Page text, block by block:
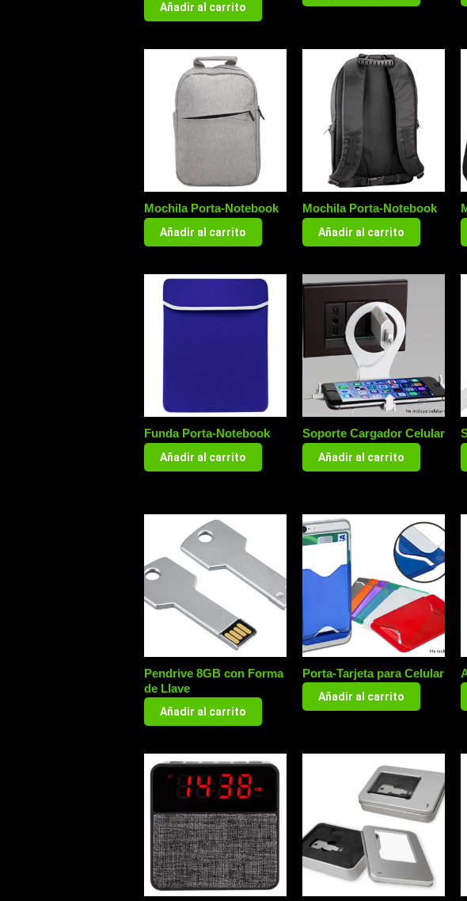
Añadir al carrito
Mochila Porta-Notebook
Añadir al carrito
Mochila Porta-Notebook
Añadir al carrito
Funda Porta-Notebook
Añadir al carrito
Soporte Cargador Celular
Añadir al carrito
Pendrive 8GB con Forma
de Llave
Añadir al carrito
Porta-Tarjeta para Celular
Añadir al carrito